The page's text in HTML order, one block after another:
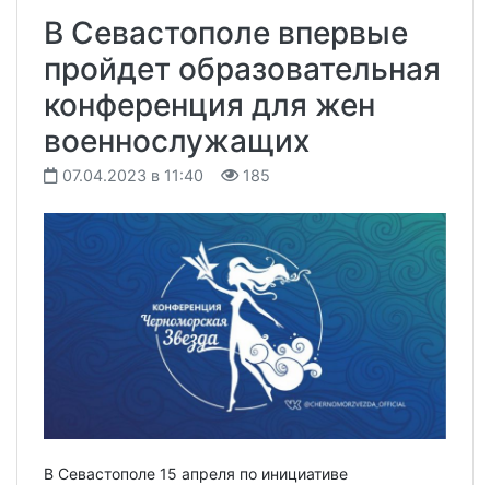
В Севастополе впервые
пройдет образовательная
конференция для жен
военнослужащих
07.04.2023 в 11:40 185
В Севастополе 15 апреля по инициативе